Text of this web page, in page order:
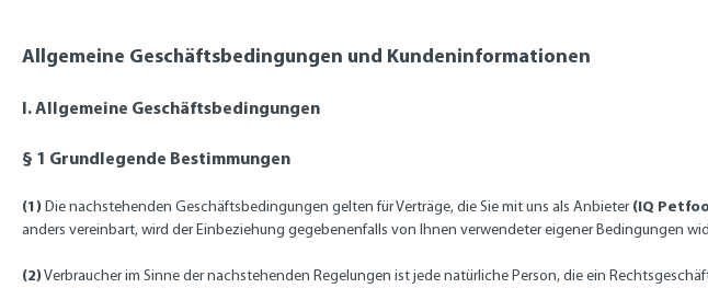
Allgemeine Geschäftsbedingungen und Kundeninformationen
I. Allgemeine Geschäftsbedingungen
§ 1 Grundlegende Bestimmungen
(1)Die nachstehenden Geschäftsbedingungen gelten für Verträge, die Sie mit uns als Anbieter(IQ
anders vereinbart, wird der Einbeziehung gegebenenfalls von Ihnen verwendeter eigener Bedingungen
(2)Verbraucher im Sinne der nachstehenden Regelungen ist jede natürliche Person, die ein